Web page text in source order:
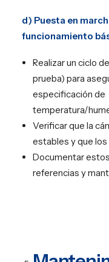
d) Puesta en
funcionamiento
Realizar un ciclo
prueba) para
especificación de
temperatura/
Verificar que la
estables y que
Documentar
referencias y